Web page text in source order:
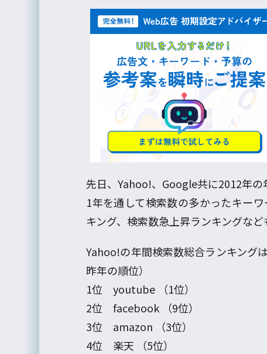
先日、Yahoo!、Google共に2012年の
1年を通して検索数の多かったキー
キング、検索数急上昇ランキングなど
Yahoo!の年間検索数総合ランキング
昨年の順位）
1位 youtube （1位）
2位 facebook （9位）
3位 amazon （3位）
4位 楽天 （5位）